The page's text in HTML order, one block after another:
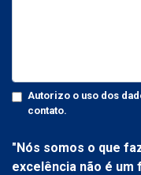
Autorizo o uso dos
contato.
"Nós somos o que
excelência não é um